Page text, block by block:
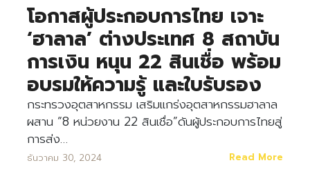
โอกาสผู้ประกอบการไทย เจาะ
‘ฮาลาล’ ต่างประเทศ 8 สถาบัน
การเงิน หนุน 22 สินเชื่อ พร้อม
อบรมให้ความรู้ และใบรับรอง
กระทรวงอุตสาหกรรม เสริมแกร่งอุตสาหกรรมฮาลาล
ผสาน “8 หน่วยงาน 22 สินเชื่อ”ดันผู้ประกอบการไทยสู่
การส่ง…
ธันวาคม 30, 2024 Read More